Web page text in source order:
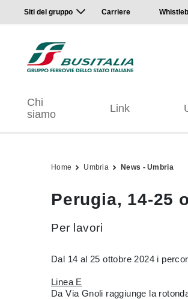
Siti del gruppo Carriere
Chi
siamo
Link
Home Umbria News - Umbria
Perugia, 14-25
Per lavori
Dal 14 al 25 ottobre 2024 i
Linea E
Da Via Gnoli raggiunge la